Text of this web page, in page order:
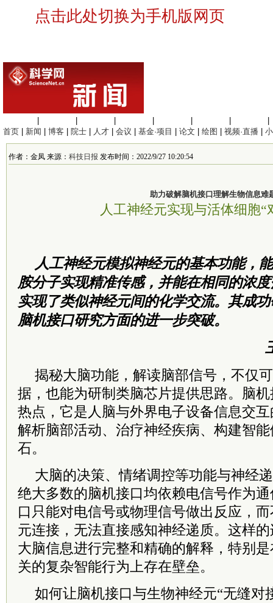
点击此处切换为手机版网页
首页
新闻 博客 院士 人才 会议 基金·项目 论文 绘图 视频·直播
作者：金凤 来源： 科技日报 发布时间：2022/9/27 10:20:54
助力破解脑机接口理解生物信息难
人工神经元实现与活体细胞“
人工神经元模拟神经元的基本功能，
胺分子实现精准传感，并能在相同的浓
实现了类似神经元间的化学交流。其成
脑机接口研究方面的进一步突破。
揭秘大脑功能，解读脑部信号，不仅
据，也能为研制类脑芯片提供思路。脑
热点，它是人脑与外界电子设备信息交
解析脑部活动、治疗神经疾病、构建智
石。
大脑的决策、情绪调控等功能与神经
绝大多数的脑机接口均依赖电信号作为
口只能对电信号或物理信号做出反应，
元连接，无法直接感知神经递质。这样
大脑信息进行完整和精确的解释，特别
关的复杂智能行为上存在壁垒。
如何让脑机接口与生物神经元“无缝对